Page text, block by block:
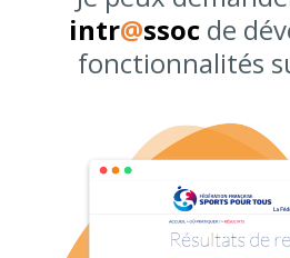
intr@ssocde
fonctionnalités